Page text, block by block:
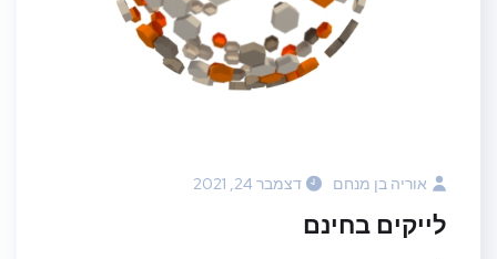
אוריה בן מנחם דצמבר 24, 2021
לייקים בחינם